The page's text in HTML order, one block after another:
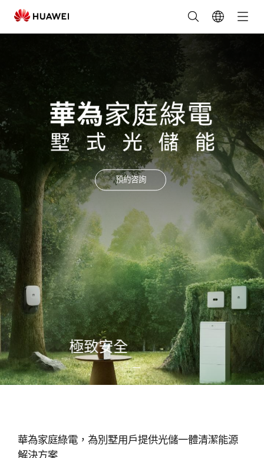
戶
光
儲
能
系
統
方
案-
家
庭
儲
能
家
預約咨詢
極致安全
華為家庭綠電，為別墅用戶提供光儲一體清潔能源
解決方案